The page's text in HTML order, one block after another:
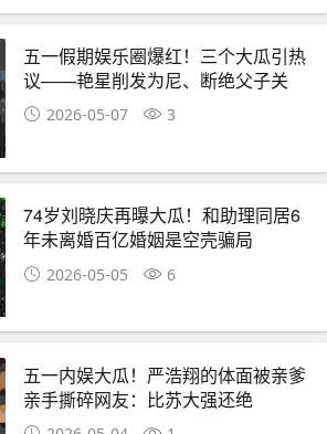
五一假期娱乐圈爆红！三个大瓜引热
议——艳星削发为尼、断绝父子关
系、知名女星被控出轨
2026-05-07 3
74岁刘晓庆再曝大瓜！和助理同居6
年未离婚百亿婚姻是空壳骗局
2026-05-05 6
五一内娱大瓜！严浩翔的体面被亲爹
亲手撕碎网友：比苏大强还绝